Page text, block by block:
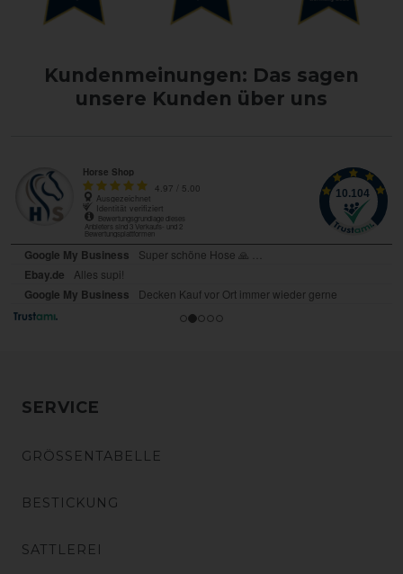
Kundenmeinungen: Das sagen
unsere Kunden über uns
SERVICE
GRÖSSENTABELLE
BESTICKUNG
SATTLEREI